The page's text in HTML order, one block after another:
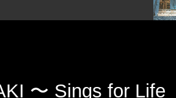
〜 Sings for Life